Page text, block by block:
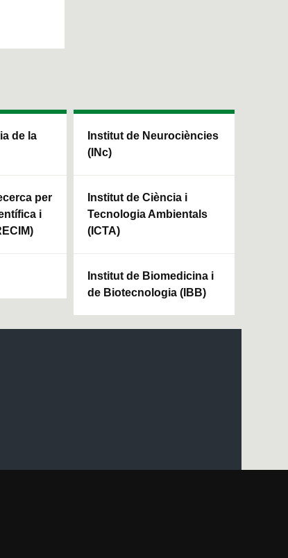
de la
per
i
Institut de Neurociències
(INc)
Institut de Ciència i
Tecnologia Ambientals
(ICTA)
Institut de Biomedicina i
de Biotecnologia (IBB)